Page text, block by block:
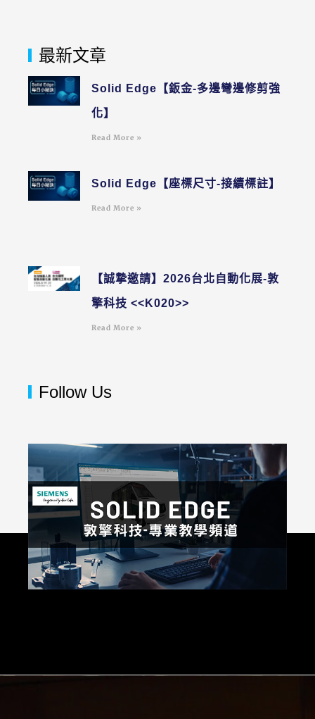
最新文章
Solid Edge【鈑金-多邊彎邊修剪強
化】
Read More »
Solid Edge【座標尺寸-接續標註】
Read More »
【誠摯邀請】2026台北自動化展-敦
擎科技 <<K020>>
Read More »
Follow Us